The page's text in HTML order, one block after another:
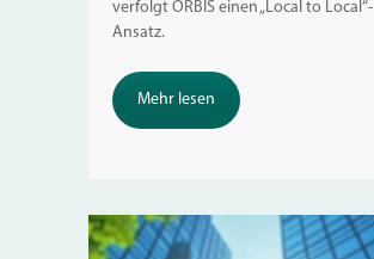
verfolgt ORBIS einen „Local to Local“-
Ansatz.
Mehr lesen